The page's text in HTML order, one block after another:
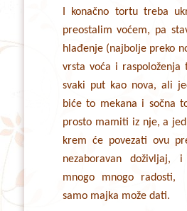
I konačno tortu treba
preostalim voćem, pa
hlađenje (najbolje preko
vrsta voća i raspoloženja
svaki put kao nova, ali
biće to mekana i sočna
prosto mamiti iz nje, a
krem će povezati ovu
nezaboravan doživljaj,
mnogo mnogo
samo majka može dati.